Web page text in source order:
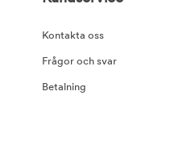
Kontakta oss
Frågor och svar
Betalning